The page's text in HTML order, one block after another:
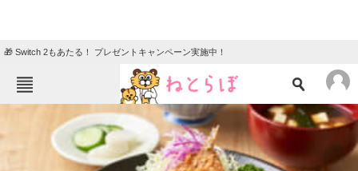
🎁 Switch 2もあたる！ プレゼントキャンペーン実施中！
ニュース
クイズ